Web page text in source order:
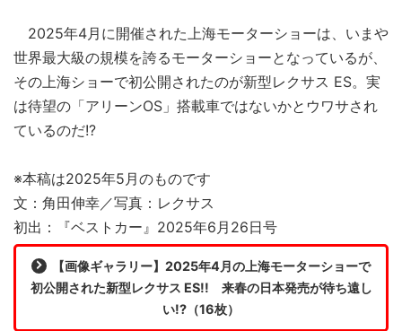
2025年4月に開催された上海モーターショーは、いまや
世界最大級の規模を誇るモーターショーとなっているが、
その上海ショーで初公開されたのが新型レクサス ES。実
は待望の「アリーンOS」搭載車ではないかとウワサされ
ているのだ!?
※本稿は2025年5月のものです
文：角田伸幸／写真：レクサス
初出：『ベストカー』2025年6月26日号
【画像ギャラリー】2025年4月の上海モーターショーで
初公開された新型レクサス ES!! 来春の日本発売が待ち遠し
い!?（16枚）